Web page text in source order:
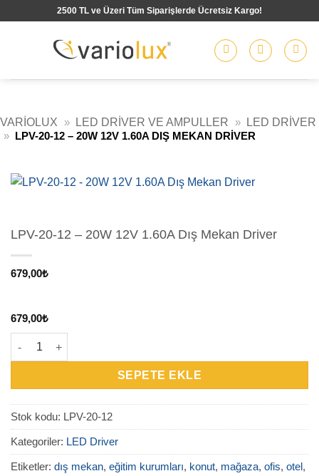
2500 TL ve Üzeri Tüm Siparişlerde Ücretsiz Kargo!
VARIOLUX » LED DRIVER VE AMPULLER »
LED DRIVER
» LPV-20-12 – 20W 12V 1.60A DIŞ MEKAN DRIVER
LPV-20-12 – 20W 12V 1.60A Dış Mekan Driver
679,00₺
679,00₺
LPV-20-12 - 20W 12V 1.60A Dış Mekan Driver adet
SEPETE EKLE
Stok kodu: LPV-20-12
Kategoriler: LED Driver
Etiketler: dış mekan, eğitim kurumları, konut, mağaza, ofis, otel,